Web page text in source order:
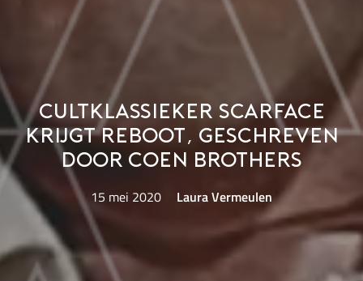
Cultklassieker Scarface
krijgt reboot, geschreven
door Coen brothers
15 mei 2020 Laura Vermeulen